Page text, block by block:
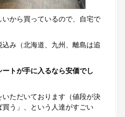
いから買っているので、自宅で
み（北海道、九州、離島は追
トが手に入るなら安価でし
ただいております（値段が決
買う」、という人達がすごい